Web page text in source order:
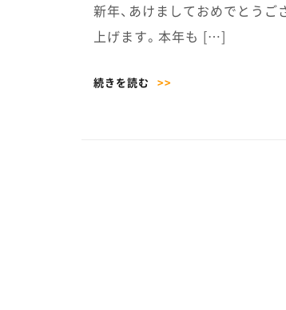
新年、あけましておめでとうご
上げます。本年も […]
続きを読む >>